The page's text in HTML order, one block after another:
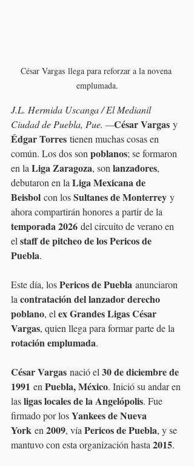
César Vargas llega para reforzar a la novena
emplumada.
J.L. Hermida Uscanga / El Medianil
Ciudad de Puebla, Pue. —César Vargas y
Édgar Torres tienen muchas cosas en
común. Los dos son poblanos; se formaron
en la Liga Zaragoza, son lanzadores,
debutaron en la Liga Mexicana de
Beisbol con los Sultanes de Monterrey y
ahora compartirán honores a partir de la
temporada 2026 del circuito de verano en
el staff de pitcheo de los Pericos de
Puebla.
Este día, los Pericos de Puebla anunciaron
la contratación del lanzador derecho
poblano, el ex Grandes Ligas César
Vargas, quien llega para formar parte de la
rotación emplumada.
César Vargas nació el 30 de diciembre de
1991 en Puebla, México. Inició su andar en
las ligas locales de la Angelópolis. Fue
firmado por los Yankees de Nueva
York en 2009, vía Pericos de Puebla, y se
mantuvo con esta organización hasta 2015.